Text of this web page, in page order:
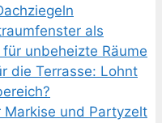
als
unbeheizte Räume
die Terrasse: Lohnt
und Partyzelt